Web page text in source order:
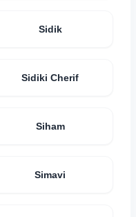
Sidik
Sidiki Cherif
Siham
Simavi